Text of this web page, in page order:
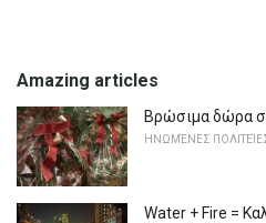
Amazing articles
Βρώσιμα δώρα
ΗΝΩΜΈΝΕΣ
Water + Fire =